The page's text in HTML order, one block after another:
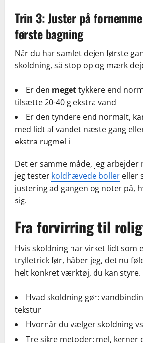
Trin 3: Juster på
første bagning
Når du har samlet dejen første
skoldning, så stop op og mærk
Er den megettykkere end
tilsætte 20-40 g ekstra vand
Er den tyndere end normalt,
med lidt af vandet næste gang
ekstra rugmel i
Det er samme måde, jeg arbejder
jeg tester koldhævede boller eller
justering ad gangen og noter på,
sig.
Fra forvirring til
Hvis skoldning har virket lidt som
trylletrick før, håber jeg, det nu
helt konkret værktøj, du kan styre.
Hvad skoldning gør:
tekstur
Hvornår du vælger skoldning
Tre sikre metoder: mel, kerner